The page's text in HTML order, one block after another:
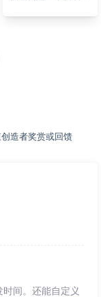
造者奖赏或回馈
间。还能自定义